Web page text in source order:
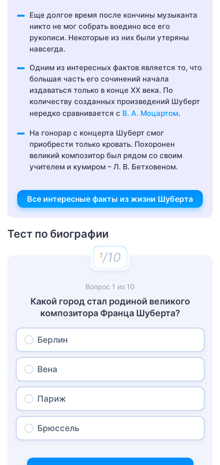
Еще долгое время после кончины музыканта
никто не мог собрать воедино все его
рукописи. Некоторые из них были утеряны
навсегда.
Одним из интересных фактов является то, что
большая часть его сочинений начала
издаваться только в конце XX века. По
количеству созданных произведений Шуберт
нередко сравнивается с В. А. Моцартом.
На гонорар с концерта Шуберт смог
приобрести только кровать. Похоронен
великий композитор был рядом со своим
учителем и кумиром – Л. В. Бетховеном.
Все интересные факты из жизни Шуберта
Тест по биографии
/10
Вопрос 1 из 10
Какой город стал родиной великого
композитора Франца Шуберта?
Берлин
Вена
Париж
Брюссель